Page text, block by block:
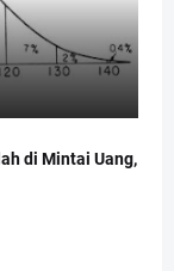
di Mintai Uang,